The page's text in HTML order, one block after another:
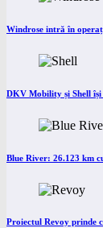
Windrose intră în
DKV Mobility și Shell
Blue River: 26.123 km
Proiectul Revoy prinde